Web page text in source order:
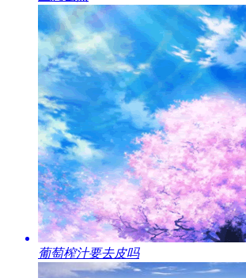
​葡萄榨汁要去皮吗